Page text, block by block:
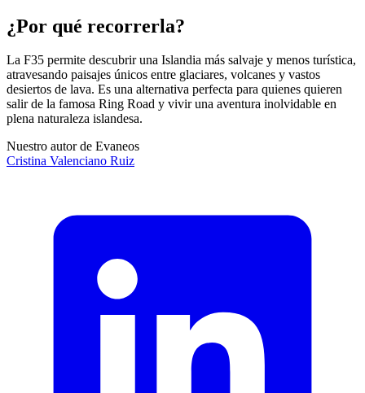
¿Por qué recorrerla?
La F35 permite descubrir una Islandia más salvaje y menos turística,
atravesando paisajes únicos entre glaciares, volcanes y vastos
desiertos de lava. Es una alternativa perfecta para quienes quieren
salir de la famosa Ring Road y vivir una aventura inolvidable en
plena naturaleza islandesa.
Nuestro autor de Evaneos
Cristina Valenciano Ruiz